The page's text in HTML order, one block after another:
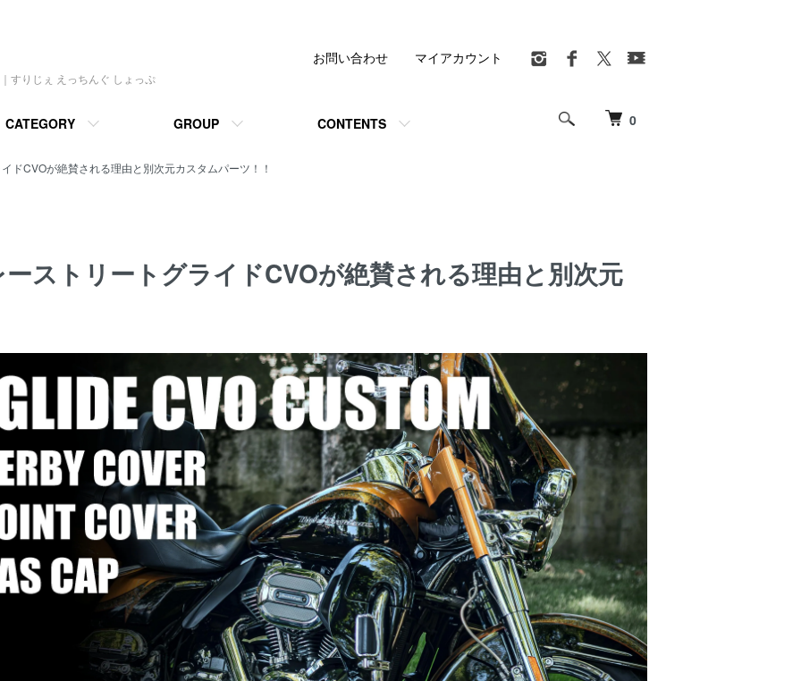
すりじぇ えっちんぐ しょっぷ
0
CATEGORY GROUP CONTENTS
お問い合わせ マイアカウント
ドCVOが絶賛される理由と別次元カスタムパーツ！！
ストリートグライドCVOが絶賛される理由と別次元